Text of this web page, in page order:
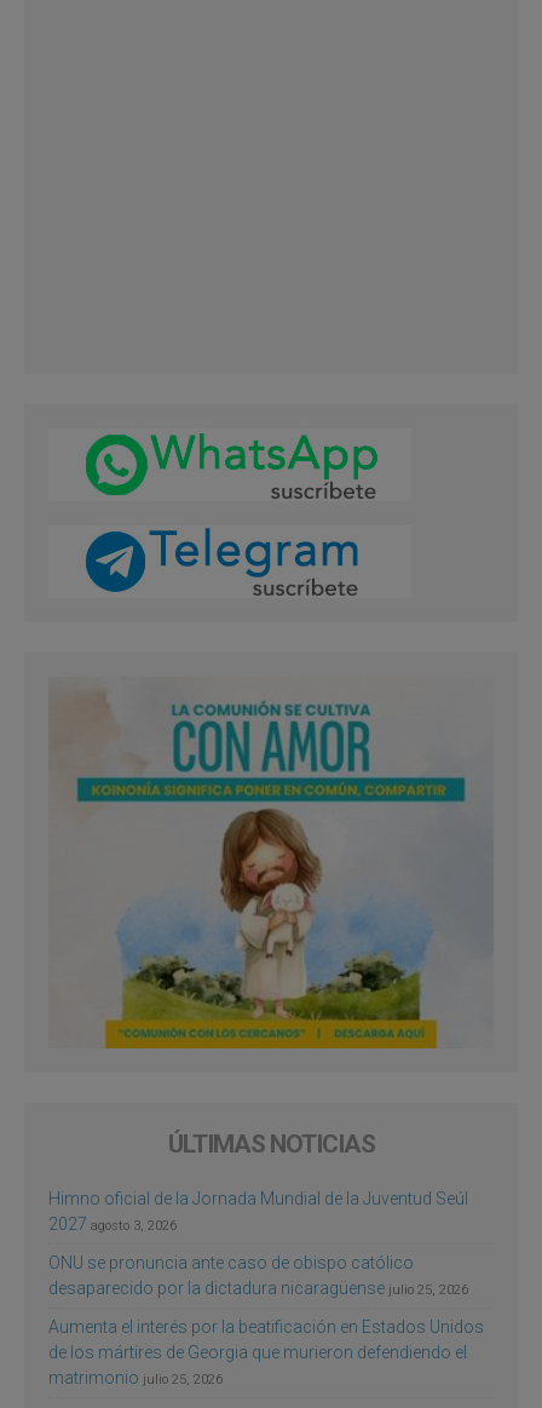
ÚLTIMAS NOTICIAS
Himno oficial de la Jornada Mundial de la Juventud Seúl
2027 agosto 3, 2026
ONU se pronuncia ante caso de obispo católico
desaparecido por la dictadura nicaragüense julio 25, 2026
Aumenta el interés por la beatificación en Estados Unidos
de los mártires de Georgia que murieron defendiendo el
matrimonio julio 25, 2026